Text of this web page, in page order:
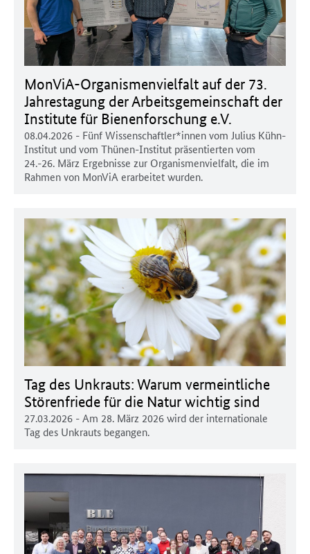
MonViA-Organismenvielfalt auf der 73.
Jahrestagung der Arbeitsgemeinschaft der
Institute für Bienenforschung e.V.
08.04.2026 - Fünf Wissenschaftler*innen vom Julius Kühn-
Institut und vom Thünen-Institut präsentierten vom
24.-26. März Ergebnisse zur Organismenvielfalt, die im
Rahmen von MonViA erarbeitet wurden.
Tag des Unkrauts: Warum vermeintliche
Störenfriede für die Natur wichtig sind
27.03.2026 - Am 28. März 2026 wird der internationale
Tag des Unkrauts begangen.